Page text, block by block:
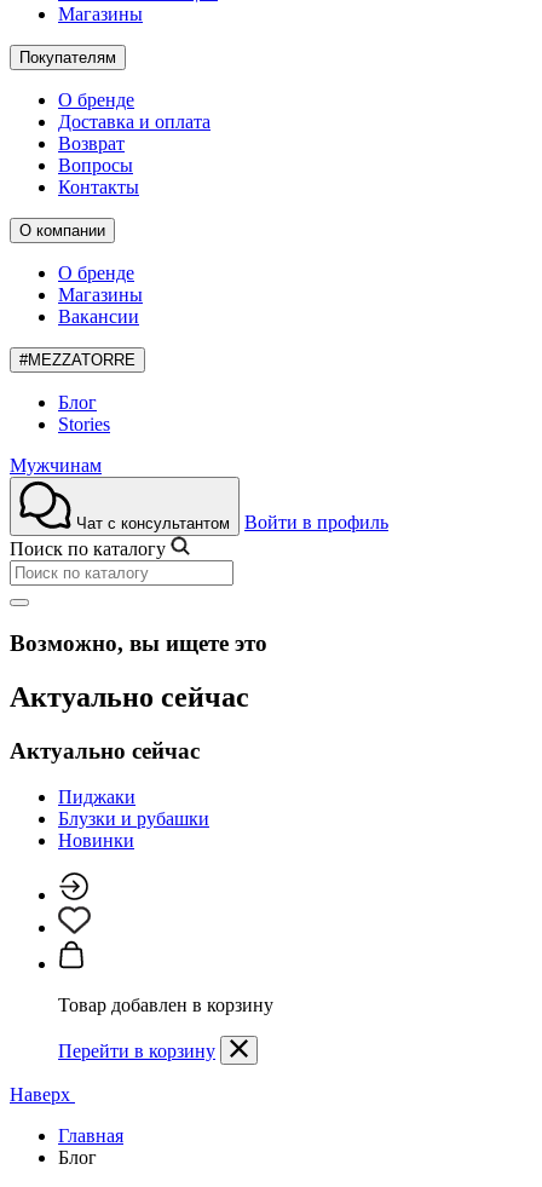
Магазины
Покупателям
О бренде
Доставка и оплата
Возврат
Вопросы
Контакты
О компании
О бренде
Магазины
Вакансии
#MEZZATORRE
Блог
Stories
Мужчинам
Чат с консультантом
Войти в профиль
Поиск по каталогу
Возможно, вы ищете это
Актуально сейчас
Актуально сейчас
Пиджаки
Блузки и рубашки
Новинки
Товар добавлен в корзину
Перейти в корзину
Наверх
Главная
Блог